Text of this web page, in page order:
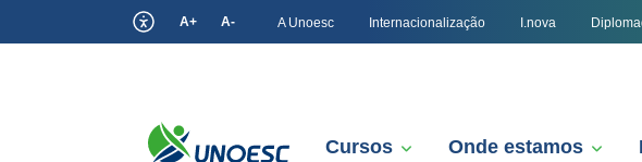
A+ A- A Unoesc Internacionalização I.nova
Cursos Onde estamos